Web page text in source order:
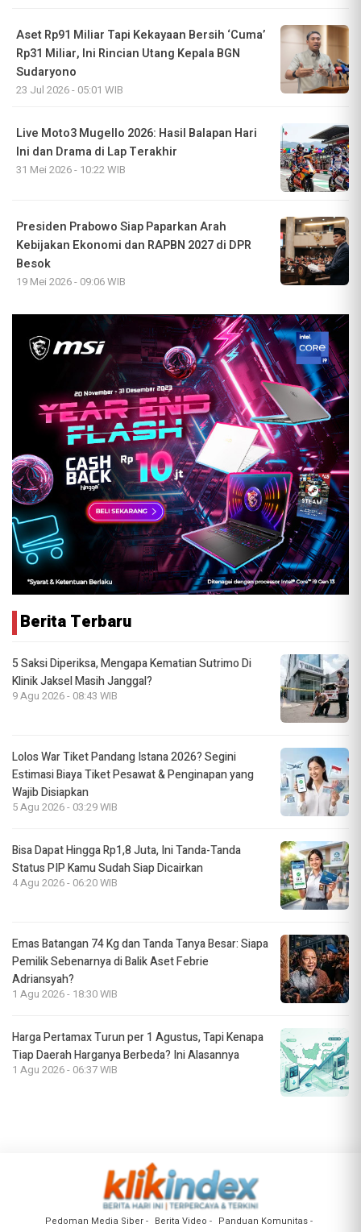
Aset Rp91 Miliar Tapi Kekayaan Bersih ‘Cuma’
Rp31 Miliar, Ini Rincian Utang Kepala BGN
Sudaryono
23 Jul 2026 - 05:01 WIB
Live Moto3 Mugello 2026: Hasil Balapan Hari
Ini dan Drama di Lap Terakhir
31 Mei 2026 - 10:22 WIB
Presiden Prabowo Siap Paparkan Arah
Kebijakan Ekonomi dan RAPBN 2027 di DPR
Besok
19 Mei 2026 - 09:06 WIB
Berita Terbaru
5 Saksi Diperiksa, Mengapa Kematian Sutrimo Di
Klinik Jaksel Masih Janggal?
9 Agu 2026 - 08:43 WIB
Lolos War Tiket Pandang Istana 2026? Segini
Estimasi Biaya Tiket Pesawat & Penginapan yang
Wajib Disiapkan
5 Agu 2026 - 03:29 WIB
Bisa Dapat Hingga Rp1,8 Juta, Ini Tanda-Tanda
Status PIP Kamu Sudah Siap Dicairkan
4 Agu 2026 - 06:20 WIB
Emas Batangan 74 Kg dan Tanda Tanya Besar: Siapa
Pemilik Sebenarnya di Balik Aset Febrie
Adriansyah?
1 Agu 2026 - 18:30 WIB
Harga Pertamax Turun per 1 Agustus, Tapi Kenapa
Tiap Daerah Harganya Berbeda? Ini Alasannya
1 Agu 2026 - 06:37 WIB
Pedoman Media Siber Berita Video
Panduan Komunitas